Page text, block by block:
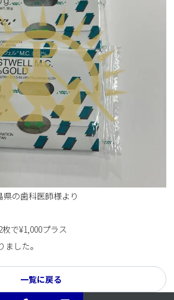
県の歯科医師様より
で¥1,000プラス
した。
一覧に戻る